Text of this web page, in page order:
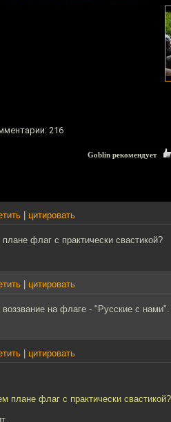
216
Goblin рекомендует
цитировать
флаг с практически свастикой?
цитировать
на флаге - "Русские с
цитировать
плане флаг с практически свастикой?